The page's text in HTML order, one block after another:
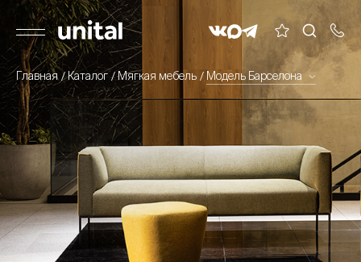
Главная Каталог Мягкая мебель Модель Барселона